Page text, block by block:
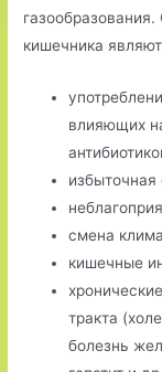
кишечника
влияющих
избыточная
смена
кишечные
тракта
болезнь